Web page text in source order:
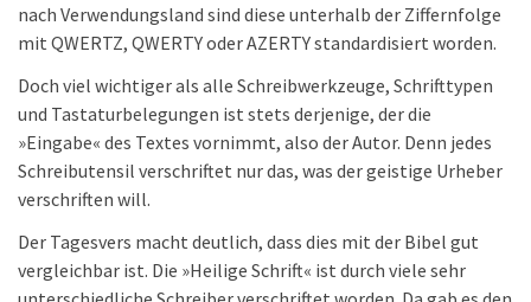
nach Verwendungsland sind diese unterhalb der Ziffernfolge
mit QWERTZ, QWERTY oder AZERTY standardisiert worden.
Doch viel wichtiger als alle Schreibwerkzeuge, Schrifttypen
und Tastaturbelegungen ist stets derjenige, der die
»Eingabe« des Textes vornimmt, also der Autor. Denn jedes
Schreibutensil verschriftet nur das, was der geistige Urheber
verschriften will.
Der Tagesvers macht deutlich, dass dies mit der Bibel gut
vergleichbar ist. Die »Heilige Schrift« ist durch viele sehr